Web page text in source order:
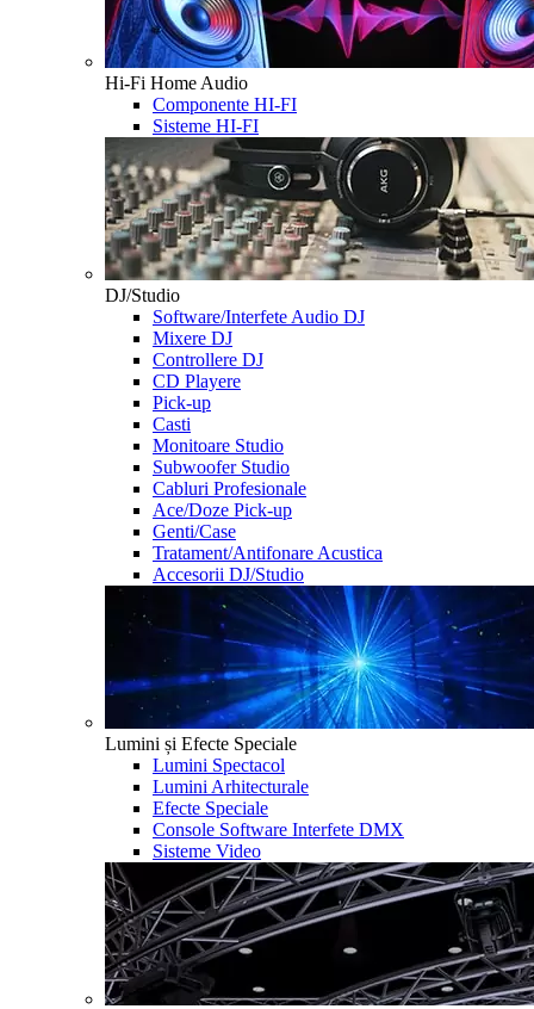
Hi-Fi Home Audio
Componente HI-FI
Sisteme HI-FI
DJ/Studio
Software/Interfete Audio DJ
Mixere DJ
Controllere DJ
CD Playere
Pick-up
Casti
Monitoare Studio
Subwoofer Studio
Cabluri Profesionale
Ace/Doze Pick-up
Genti/Case
Tratament/Antifonare Acustica
Accesorii DJ/Studio
Lumini și Efecte Speciale
Lumini Spectacol
Lumini Arhitecturale
Efecte Speciale
Console Software Interfete DMX
Sisteme Video